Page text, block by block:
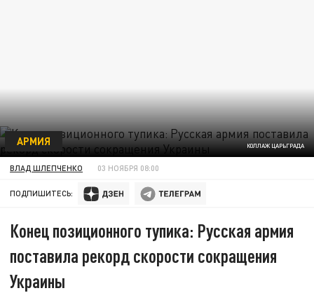
КОЛЛАЖ ЦАРЬГРАДА
АРМИЯ
ВЛАД ШЛЕПЧЕНКО 03 НОЯБРЯ 08:00
ПОДПИШИТЕСЬ:
Конец позиционного тупика: Русская армия
поставила рекорд скорости сокращения
Украины